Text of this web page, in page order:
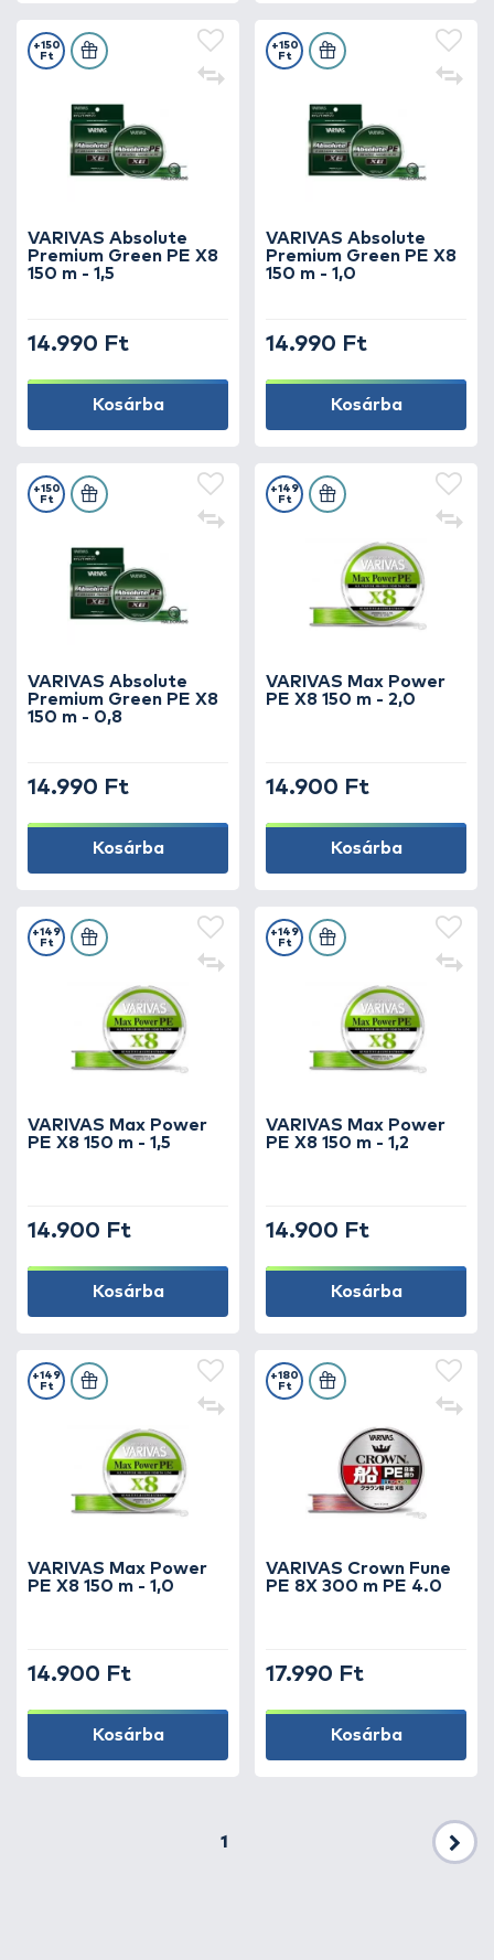
VARIVAS Absolute
Premium Green PE X8
150 m - 1,5
+150
Ft
14.990 Ft
Kosárba
VARIVAS Absolute
Premium Green PE X8
150 m - 1,0
+150
Ft
14.990 Ft
Kosárba
VARIVAS Absolute
Premium Green PE X8
150 m - 0,8
+150
Ft
14.990 Ft
Kosárba
VARIVAS Max Power
PE X8 150 m - 2,0
+149
Ft
14.900 Ft
Kosárba
VARIVAS Max Power
PE X8 150 m - 1,5
+149
Ft
14.900 Ft
Kosárba
VARIVAS Max Power
PE X8 150 m - 1,2
+149
Ft
14.900 Ft
Kosárba
VARIVAS Max Power
PE X8 150 m - 1,0
+149
Ft
14.900 Ft
Kosárba
VARIVAS Crown Fune
PE 8X 300 m PE 4.0
+180
Ft
17.990 Ft
Kosárba
1